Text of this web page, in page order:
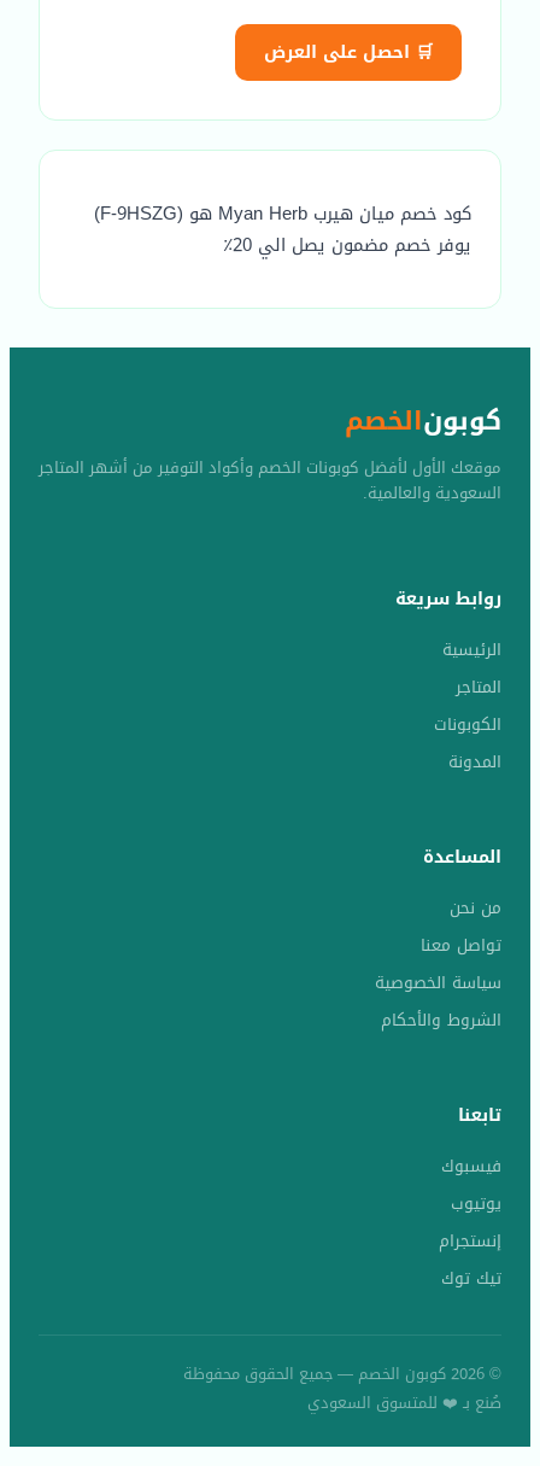
🛒 احصل على العرض
كود خصم ميان هيرب Myan Herb هو (F-9HSZG)
يوفر خصم مضمون يصل الي 20٪
كوبونالخصم
موقعك الأول لأفضل كوبونات الخصم وأكواد التوفير من أشهر المتاجر
السعودية والعالمية.
روابط سريعة
الرئيسية
المتاجر
الكوبونات
المدونة
المساعدة
من نحن
تواصل معنا
سياسة الخصوصية
الشروط والأحكام
تابعنا
فيسبوك
يوتيوب
إنستجرام
تيك توك
© 2026 كوبون الخصم — جميع الحقوق محفوظة
صُنع بـ ❤️ للمتسوق السعودي